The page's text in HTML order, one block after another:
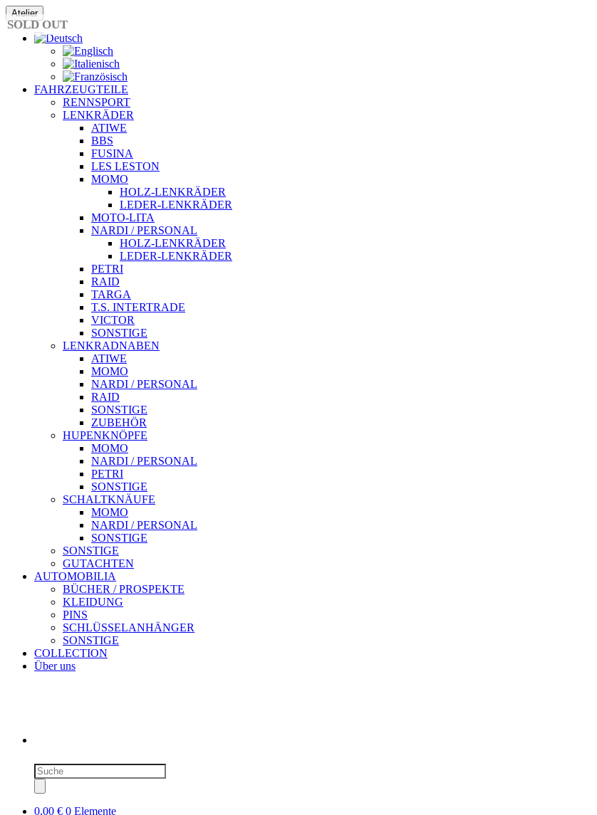
Zum
Inhalt
springen
Atelier
FAHRZEUGTEILE
RENNSPORT
LENKRÄDER
ATIWE
BBS
FUSINA
LES LESTON
MOMO
HOLZ-LENKRÄDER
LEDER-LENKRÄDER
MOTO-LITA
NARDI / PERSONAL
HOLZ-LENKRÄDER
LEDER-LENKRÄDER
PETRI
RAID
TARGA
T.S. INTERTRADE
VICTOR
SONSTIGE
LENKRADNABEN
ATIWE
MOMO
NARDI / PERSONAL
RAID
SONSTIGE
ZUBEHÖR
HUPENKNÖPFE
MOMO
NARDI / PERSONAL
PETRI
SONSTIGE
SCHALTKNÄUFE
MOMO
NARDI / PERSONAL
SONSTIGE
SONSTIGE
GUTACHTEN
AUTOMOBILIA
BÜCHER / PROSPEKTE
KLEIDUNG
PINS
SCHLÜSSELANHÄNGER
SONSTIGE
COLLECTION
Über uns
Produktsuche
0,00 € 0 Elemente
SOLD OUT